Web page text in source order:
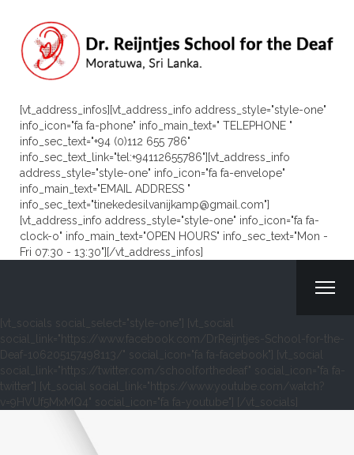
[vt_address_infos][vt_address_info address_style="style-one"
info_icon="fa fa-phone" info_main_text=" TELEPHONE "
info_sec_text="+94 (0)112 655 786"
info_sec_text_link="tel:+94112655786"][vt_address_info
address_style="style-one" info_icon="fa fa-envelope"
info_main_text="EMAIL ADDRESS "
info_sec_text="tinekedesilvanijkamp@gmail.com"]
[vt_address_info address_style="style-one" info_icon="fa fa-
clock-o" info_main_text="OPEN HOURS" info_sec_text="Mon -
Fri 07:30 - 13:30"][/vt_address_infos]
[vt_socials social_select="style-one"] [vt_social
social_link="https://www.facebook.com/DrReijntjes-School-for-the-
Deaf-106205157498113/" social_icon="fa fa-facebook"] [vt_social
social_link="https://twitter.com/schoolforthedeaf" social_icon="fa fa-
twitter"] [vt_social social_link="https://www.youtube.com/watch?
v=9HVUf5MxMQ4" social_icon="fa fa-youtube"] [/vt_socials]